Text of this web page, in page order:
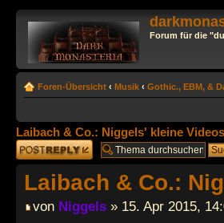
Forum für die
Foren-Übersicht ‹ Musik ‹ Gothic., EBM, &
Laibach & Co.: Niggels' kleine
Antwort erstellen
Laibach & Co.:
von Niggels » 15. Apr 2015,